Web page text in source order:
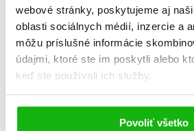
webové stránky, poskytujeme aj
oblasti sociálnych médií, inzercie a
môžu príslušné informácie
údajmi, ktoré ste im poskytli alebo
keď ste používali ich služby.
Povoliť všetko